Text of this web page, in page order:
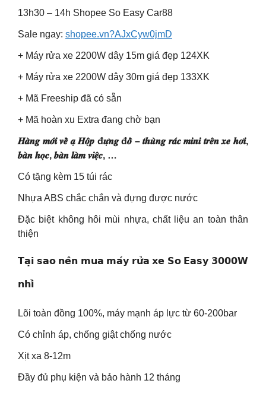
13h30 – 14h Shopee So Easy Car88
Sale ngay: shopee.vn?AJxCyw0jmD
+ Máy rửa xe 2200W dây 15m giá đẹp 124XK
+ Máy rửa xe 2200W dây 30m giá đẹp 133XK
+ Mã Freeship đã có sẵn
+ Mã hoàn xu Extra đang chờ bạn
𝑯𝒂̀𝒏𝒈 𝒎𝒐̛́𝒊 𝒗𝒆̂̀ 𝒂̣ 𝑯𝒐̣̂𝒑 đ𝒖̛̣𝒏𝒈 đ𝒐̂̀ – 𝒕𝒉𝒖̀𝒏𝒈 𝒓𝒂́𝒄 𝒎𝒊𝒏𝒊 𝒕𝒓𝒆̂𝒏 𝒙𝒆 𝒉𝒐̛𝒊,
𝒃𝒂̀𝒏 𝒉𝒐̣𝒄, 𝒃𝒂̀𝒏 𝒍𝒂̀𝒎 𝒗𝒊𝒆̣̂𝒄, …
Có tặng kèm 15 túi rác
Nhựa ABS chắc chắn và đựng được nước
Đặc biệt không hôi mùi nhựa, chất liệu an toàn thân
thiện
𝗧𝗮̣𝗶 𝘀𝗮𝗼 𝗻𝗲̂𝗻 𝗺𝘂𝗮 𝗺𝗮́𝘆 𝗿𝘂̛̉𝗮 𝘅𝗲 𝗦𝗼 𝗘𝗮𝘀𝘆 𝟯𝟬𝟬𝟬𝗪
𝗻𝗵𝗶̉
Lõi toàn đồng 100%, máy mạnh áp lực từ 60-200bar
Có chỉnh áp, chống giật chống nước
Xịt xa 8-12m
Đầy đủ phụ kiện và bảo hành 12 tháng